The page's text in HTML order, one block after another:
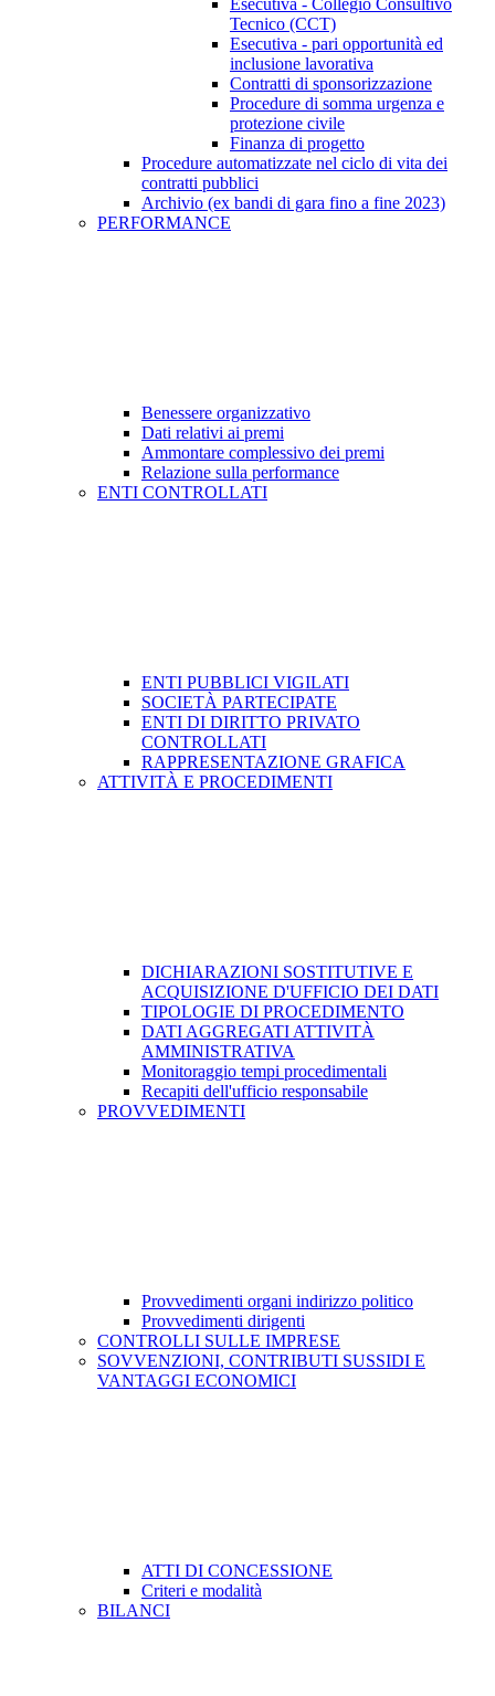
Esecutiva - Collegio Consultivo
Tecnico (CCT)
Esecutiva - pari opportunità ed
inclusione lavorativa
Contratti di sponsorizzazione
Procedure di somma urgenza e
protezione civile
Finanza di progetto
Procedure automatizzate nel ciclo di vita dei
contratti pubblici
Archivio (ex bandi di gara fino a fine 2023)
PERFORMANCE
Benessere organizzativo
Dati relativi ai premi
Ammontare complessivo dei premi
Relazione sulla performance
ENTI CONTROLLATI
ENTI PUBBLICI VIGILATI
SOCIETÀ PARTECIPATE
ENTI DI DIRITTO PRIVATO
CONTROLLATI
RAPPRESENTAZIONE GRAFICA
ATTIVITÀ E PROCEDIMENTI
DICHIARAZIONI SOSTITUTIVE E
ACQUISIZIONE D'UFFICIO DEI DATI
TIPOLOGIE DI PROCEDIMENTO
DATI AGGREGATI ATTIVITÀ
AMMINISTRATIVA
Monitoraggio tempi procedimentali
Recapiti dell'ufficio responsabile
PROVVEDIMENTI
Provvedimenti organi indirizzo politico
Provvedimenti dirigenti
CONTROLLI SULLE IMPRESE
SOVVENZIONI, CONTRIBUTI SUSSIDI E
VANTAGGI ECONOMICI
ATTI DI CONCESSIONE
Criteri e modalità
BILANCI